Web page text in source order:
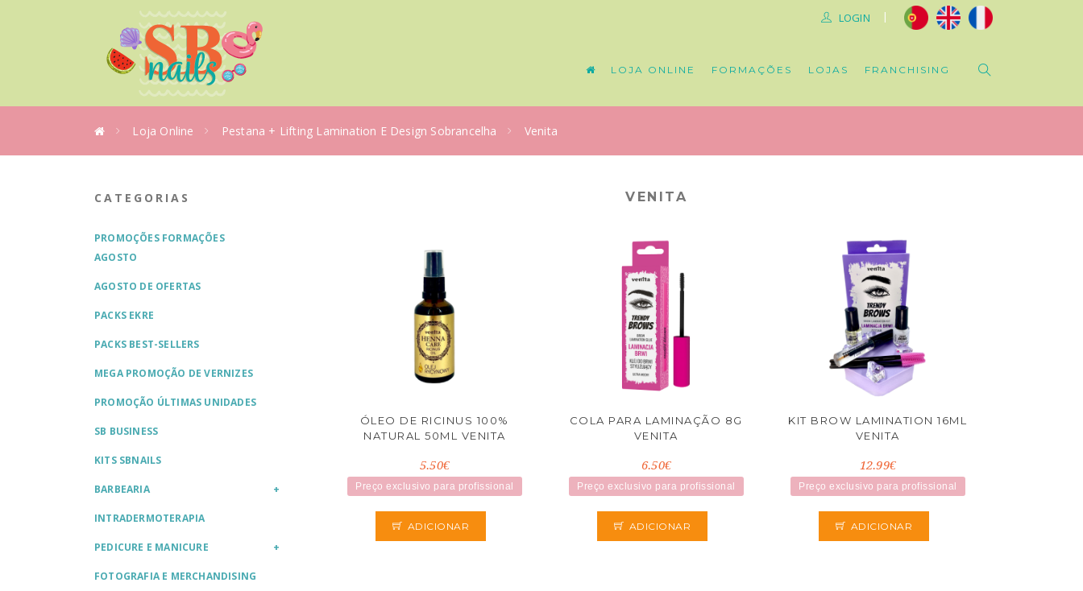
|
LOGIN
LOJA ONLINE FORMAÇÕES LOJAS FRANCHISING
Loja Online Pestana + Lifting Lamination E Design Sobrancelha Venita
CATEGORIAS
PROMOÇÕES FORMAÇÕES
AGOSTO
AGOSTO DE OFERTAS
PACKS EKRE
PACKS BEST-SELLERS
MEGA PROMOÇÃO DE VERNIZES
PROMOÇÃO ÚLTIMAS UNIDADES
SB BUSINESS
KITS SBNAILS
BARBEARIA
INTRADERMOTERAPIA
PEDICURE E MANICURE
FOTOGRAFIA E MERCHANDISING
VENITA
ÓLEO DE RICINUS 100%
NATURAL 50ML VENITA
5.50€
Preço exclusivo para profissional
ADICIONAR
COLA PARA LAMINAÇÃO 8G
VENITA
6.50€
Preço exclusivo para profissional
ADICIONAR
KIT BROW LAMINATION 16ML
VENITA
12.99€
Preço exclusivo para profissional
ADICIONAR